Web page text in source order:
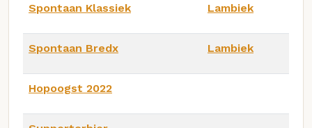
Spontaan Klassiek Lambiek
Spontaan Bredx Lambiek
Hopoogst 2022